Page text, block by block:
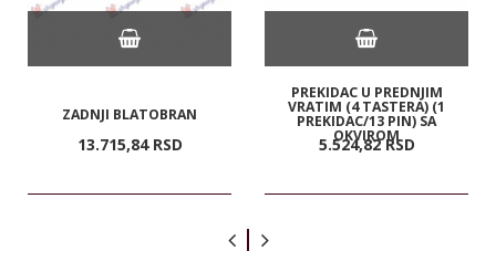
ZADNJI BLATOBRAN
13.715,84 RSD
PREKIDAC U PREDNJIM
VRATIM (4 TASTERA) (1
PREKIDAC/13 PIN) SA
OKVIROM
5.524,82 RSD